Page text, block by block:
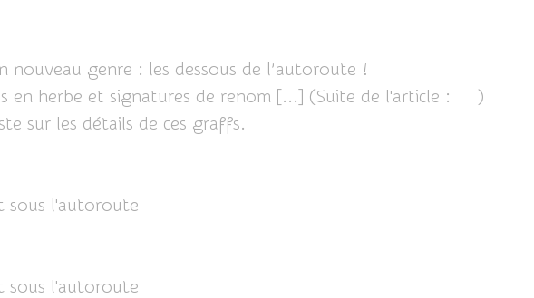
genre : les dessous de l’autoroute !
herbe et signatures de renom [...] (Suite de l'article :
)
sur les détails de ces graffs.